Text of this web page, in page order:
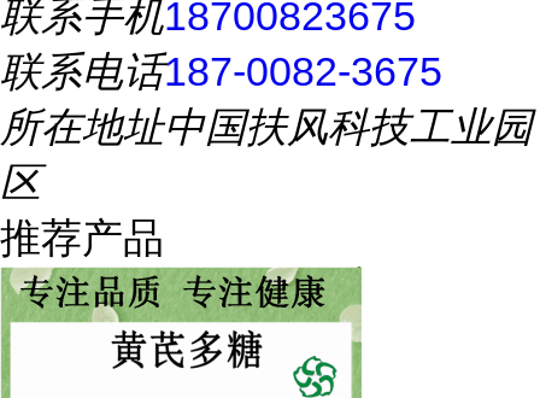
联系手机18700823675
联系电话187-0082-3675
所在地址中国扶风科技工业园
区
推荐产品